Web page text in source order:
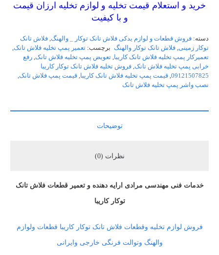
خرید و استعلام قیمت تخلیه و لوازم تخلیه ارزان قیمت
و با کیفیت
دسته: فروش قطعات و لوازم یدکی فلاش تانک توکار _ والهنگ, فلاش تانک
توکار زمینی, فلاش تانک توکار والهنگ برچسب:تعمیر پمپ تخلیه فلاش تانک,
تعمیرکار پمپ تخلیه فلاش تانک کاریبا, تعویض پمپ تخلیه فلاش تانک, رفع
خرابی پمپ تخلیه فلاش تانک, فروش تخلیه فلاش تانک توکار کاریبا
09121507825
, قیمت پمپ تخلیه فلاش تانک کاریبا, قیمت پمپ فلاش تانک,
نصب واشر پمپ تخلیه فلاش تانک
توضیحات
نظرات (0)
خدمات فنی مهندسی مرادی ارایه دهنده و تعمیر قطعات فلاش تانک
توکار کاریبا
فروش لوازم تخلیه وقطعات فلاش تانک توکار کاریبا قطعات ولوازم
والهنگ وتوالت فرنگی خارجی وایرانی